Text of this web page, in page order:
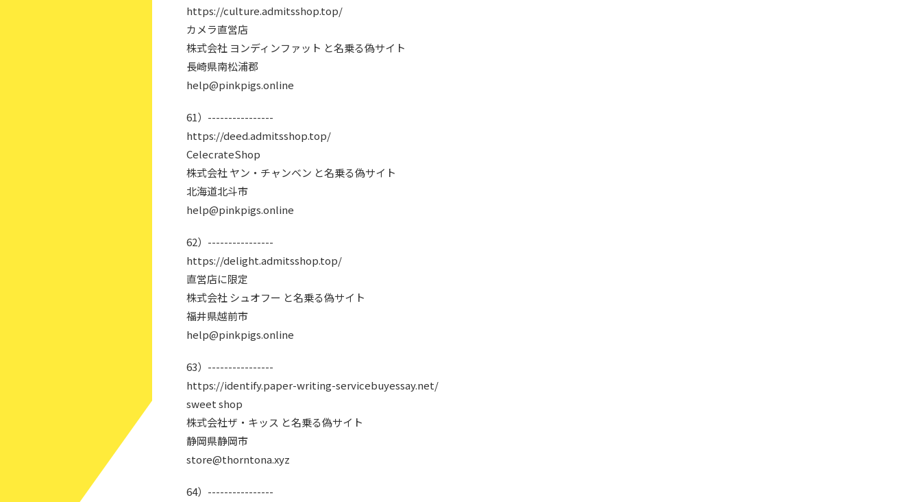
https://culture.admitsshop.top/
カメラ直営店
株式会社 ヨンディンファット と名乗る偽サイト
長崎県南松浦郡
help@pinkpigs.online
61）----------------
https://deed.admitsshop.top/
CelecrateShop
株式会社 ヤン・チャンベン と名乗る偽サイト
北海道北斗市
help@pinkpigs.online
62）----------------
https://delight.admitsshop.top/
直営店に限定
株式会社 シュオフー と名乗る偽サイト
福井県越前市
help@pinkpigs.online
63）----------------
https://identify.paper-writing-servicebuyessay.net/
sweet shop
株式会社ザ・キッス と名乗る偽サイト
静岡県静岡市
store@thorntona.xyz
64）----------------